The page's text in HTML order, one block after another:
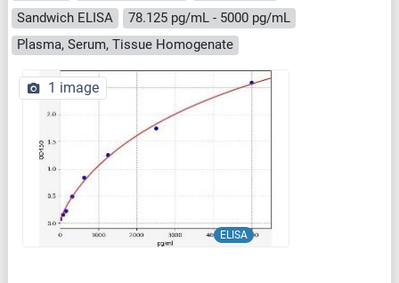
Sandwich ELISA
78.125 pg/mL - 5000 pg/mL
Plasma, Serum, Tissue Homogenate
ELISA
1 image